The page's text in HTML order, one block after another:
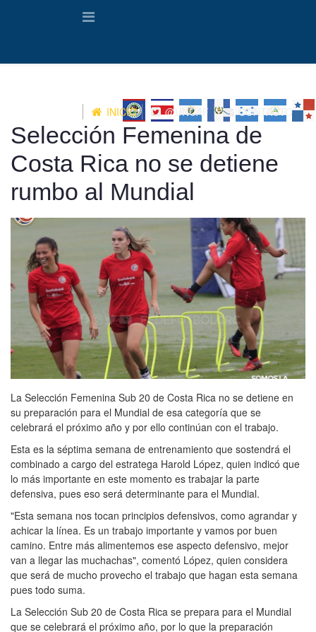
INICIO @UNCAF CONTACTO
Selección Femenina de
Costa Rica no se detiene
rumbo al Mundial
La Selección Femenina Sub 20 de Costa Rica no se detiene en
su preparación para el Mundial de esa categoría que se
celebrará el próximo año y por ello continúan con el trabajo.
Esta es la séptima semana de entrenamiento que sostendrá el
combinado a cargo del estratega Harold López, quien indicó que
lo más importante en este momento es trabajar la parte
defensiva, pues eso será determinante para el Mundial.
"Esta semana nos tocan principios defensivos, como agrandar y
achicar la línea. Es un trabajo importante y vamos por buen
camino. Entre más alimentemos ese aspecto defensivo, mejor
van a llegar las muchachas", comentó López, quien considera
que será de mucho provecho el trabajo que hagan esta semana
pues todo suma.
La Selección Sub 20 de Costa Rica se prepara para el Mundial
que se celebrará el próximo año, por lo que la preparación